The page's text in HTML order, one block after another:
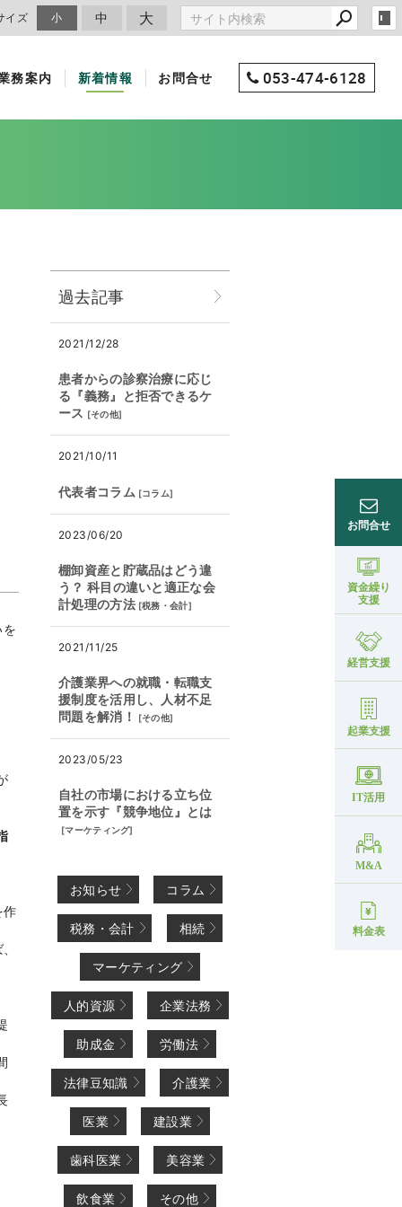
イズ 小 中 大
務案内 新着情報 お問合せ 053-474-6128
お問合せ
資金繰り
支援
経営支援
起業支援
IT活用
M&A
料金表
を
作
過去記事
2021/12/28
患者からの診察治療に応じ
る『義務』と拒否できるケ
ース [その他]
2021/10/11
代表者コラム [コラム]
2023/06/20
棚卸資産と貯蔵品はどう違
う？ 科目の違いと適正な会
計処理の方法 [税務・会計]
2021/11/25
介護業界への就職・転職支
援制度を活用し、人材不足
問題を解消！
[その他]
2023/05/23
自社の市場における立ち位
置を示す『競争地位』とは
[マーケティング]
お知らせ コラム
税務・会計 相続
マーケティング
人的資源 企業法務
助成金 労働法
法律豆知識 介護業
医業 建設業
歯科医業 美容業
飲食業 その他